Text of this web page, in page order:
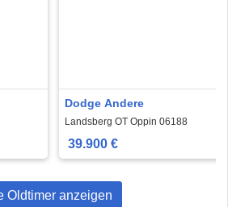
Dodge Andere
Landsberg OT Oppin 06188
39.900 €
Oldtimer anzeigen